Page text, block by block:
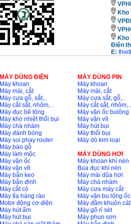
Máy khoan Bosch đa
năng GBH 2-26DRE
(800W)
Giá
3980000
xăng Stihl MS661
Máy cắt góc đa năng
Makita LS1019L
(1510W)
Giá: 14068000
Bộ máy khoan 100
chi tiết Bosch GSB
13RE (650W)
Giá:
Máy khoan Bosch
GSB 16RE (750W)
Giá:1850000
Động cơ xăng Honda
Kho
Kho
Điện
E:
MÁY DÙNG ĐIỆN
Máy khoan
Máy mài, cắt
Máy cưa gỗ, sắt,..
Máy cắt sắt, nhôm,..
Máy đục bê tông
Máy khò nhiệt thổi bụi
Máy chà nhám
Máy đánh bóng
Máy soi phay router
Máy bào gỗ
Máy làm mộc
Máy vặn ốc
Máy vặn vít
Máy bắn keo
Máy bắn đinh
Máy cắt cỏ
Máy tỉa hàng rào
Motor động cơ điện
Máy hút ẩm
Máy hút bụi
MÁY DÙNG PIN
Máy khoan
Máy mài, cắt
Máy cưa sắt, gỗ,..
Máy cắt sắt, nhôm,..
Máy vặn ốc bulông
Máy vặn vít
Máy hút bụi
Máy thổi bụi
Máy dò kim loại
MÁY DÙNG HƠI
Máy khoan khí nén
Búa đục khí nén
Máy mài dũa hơi
Máy chà nhám
Máy cưa máy cắt
Máy vặn bu lông
Máy đầm khuôn cát
Máy gõ rỉ sét
Máy phun sơn